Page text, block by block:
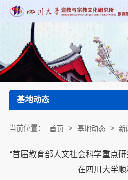
基地动态
当前位置： 首页 > 基地动态 > 新
“首届教育部人文社会科学重点
在四川大学